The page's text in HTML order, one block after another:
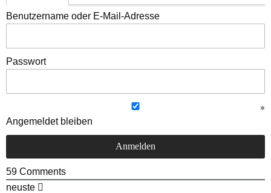
Benutzername oder E-Mail-Adresse
Passwort
Angemeldet bleiben
59 Comments
neuste